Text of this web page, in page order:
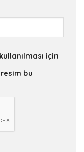
için
bu